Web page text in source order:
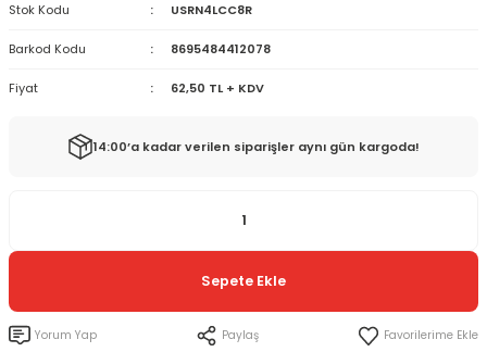
Stok Kodu USRN4LCC8R
Barkod Kodu 8695484412078
Fiyat 62,50 TL + KDV
14:00’a kadar verilen siparişler aynı gün kargoda!
Sepete Ekle
Yorum Yap Paylaş